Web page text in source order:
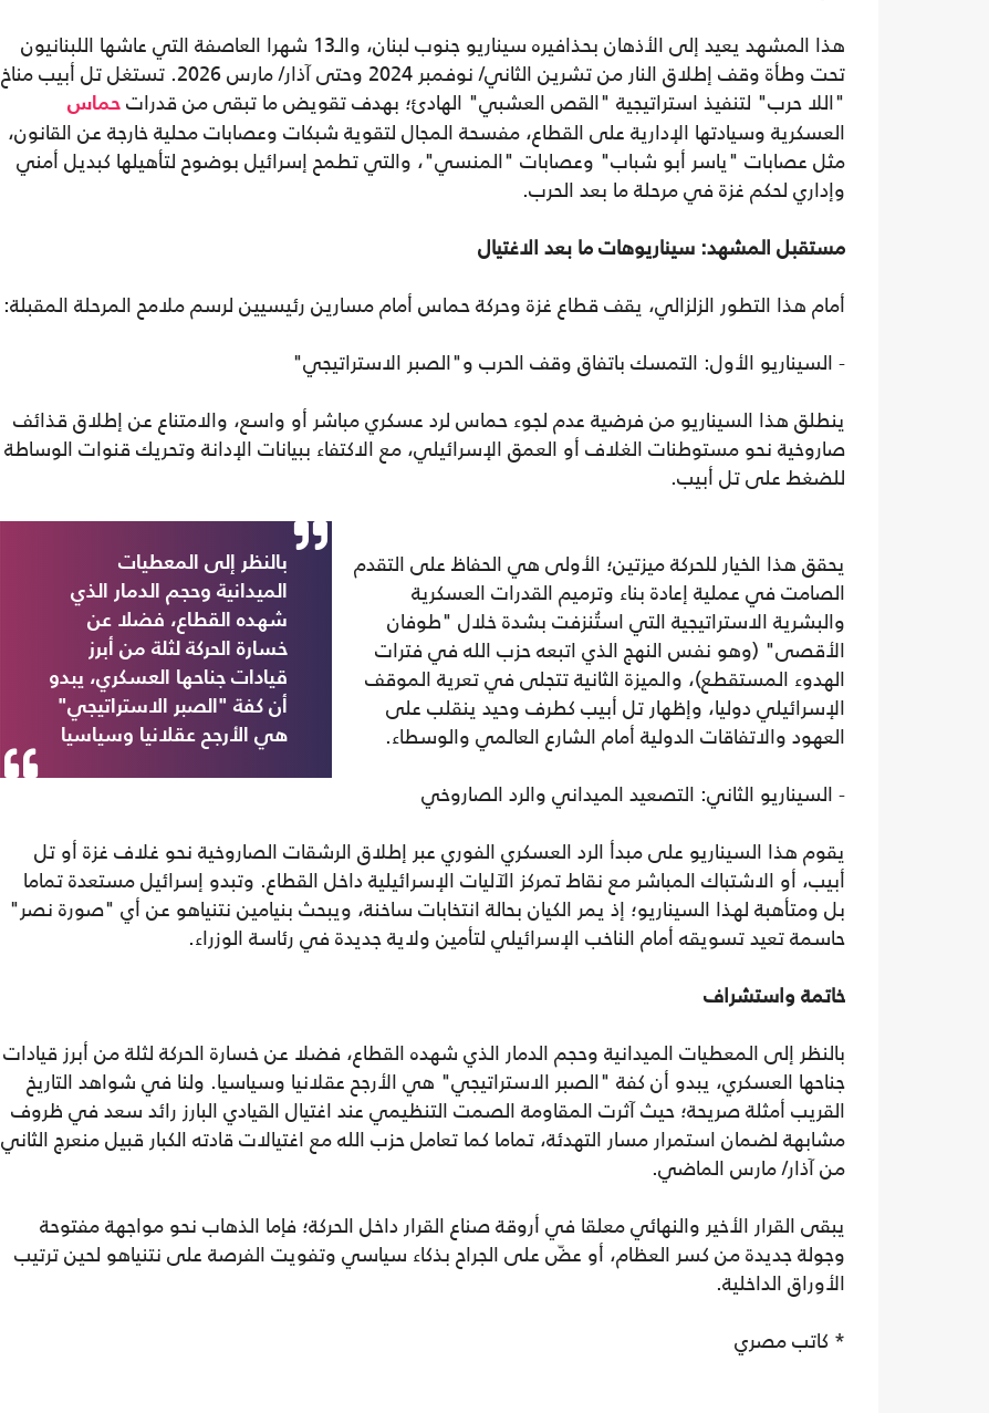
هذا المشهد يعيد إلى الأذهان بحذافيره سيناريو جنوب لبنان، والـ13 شهرا العاصفة التي عاشها اللبنانيون
تحت وطأة وقف إطلاق النار من تشرين الثاني/ نوفمبر 2024 وحتى آذار/ مارس 2026. تستغل تل أبيب مناخ
"اللا حرب" لتنفيذ استراتيجية "القص العشبي" الهادئ؛ بهدف تقويض ما تبقى من قدرات حماس
العسكرية وسيادتها الإدارية على القطاع، مفسحة المجال لتقوية شبكات وعصابات محلية خارجة عن القانون،
مثل عصابات "ياسر أبو شباب" وعصابات "المنسي"، والتي تطمح إسرائيل بوضوح لتأهيلها كبديل أمني
وإداري لحكم غزة في مرحلة ما بعد الحرب.
مستقبل المشهد: سيناريوهات ما بعد الاغتيال
أمام هذا التطور الزلزالي، يقف قطاع غزة وحركة حماس أمام مسارين رئيسيين لرسم ملامح المرحلة المقبلة:
- السيناريو الأول: التمسك باتفاق وقف الحرب و"الصبر الاستراتيجي"
ينطلق هذا السيناريو من فرضية عدم لجوء حماس لرد عسكري مباشر أو واسع، والامتناع عن إطلاق قذائف
صاروخية نحو مستوطنات الغلاف أو العمق الإسرائيلي، مع الاكتفاء ببيانات الإدانة وتحريك قنوات الوساطة
للضغط على تل أبيب.
بالنظر إلى المعطيات
الميدانية وحجم الدمار الذي
شهده القطاع، فضلا عن
خسارة الحركة لثلة من أبرز
قيادات جناحها العسكري، يبدو
أن كفة "الصبر الاستراتيجي"
هي الأرجح عقلانيا وسياسيا
يحقق هذا الخيار للحركة ميزتين؛ الأولى هي الحفاظ على التقدم
الصامت في عملية إعادة بناء وترميم القدرات العسكرية
والبشرية الاستراتيجية التي استُنزفت بشدة خلال "طوفان
الأقصى" (وهو نفس النهج الذي اتبعه حزب الله في فترات
الهدوء المستقطع)، والميزة الثانية تتجلى في تعرية الموقف
الإسرائيلي دوليا، وإظهار تل أبيب كطرف وحيد ينقلب على
العهود والاتفاقات الدولية أمام الشارع العالمي والوسطاء.
- السيناريو الثاني: التصعيد الميداني والرد الصاروخي
يقوم هذا السيناريو على مبدأ الرد العسكري الفوري عبر إطلاق الرشقات الصاروخية نحو غلاف غزة أو تل
أبيب، أو الاشتباك المباشر مع نقاط تمركز الآليات الإسرائيلية داخل القطاع. وتبدو إسرائيل مستعدة تماما
بل ومتأهبة لهذا السيناريو؛ إذ يمر الكيان بحالة انتخابات ساخنة، ويبحث بنيامين نتنياهو عن أي "صورة نصر"
حاسمة تعيد تسويقه أمام الناخب الإسرائيلي لتأمين ولاية جديدة في رئاسة الوزراء.
خاتمة واستشراف
بالنظر إلى المعطيات الميدانية وحجم الدمار الذي شهده القطاع، فضلا عن خسارة الحركة لثلة من أبرز قيادات
جناحها العسكري، يبدو أن كفة "الصبر الاستراتيجي" هي الأرجح عقلانيا وسياسيا. ولنا في شواهد التاريخ
القريب أمثلة صريحة؛ حيث آثرت المقاومة الصمت التنظيمي عند اغتيال القيادي البارز رائد سعد في ظروف
مشابهة لضمان استمرار مسار التهدئة، تماما كما تعامل حزب الله مع اغتيالات قادته الكبار قبيل منعرج الثاني
من آذار/ مارس الماضي.
يبقى القرار الأخير والنهائي معلقا في أروقة صناع القرار داخل الحركة؛ فإما الذهاب نحو مواجهة مفتوحة
وجولة جديدة من كسر العظام، أو عضّ على الجراح بذكاء سياسي وتفويت الفرصة على نتنياهو لحين ترتيب
الأوراق الداخلية.
* كاتب مصري